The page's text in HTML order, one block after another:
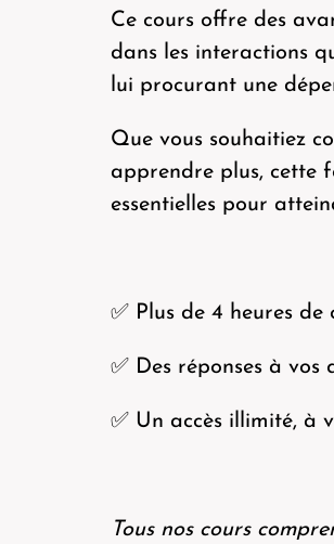
Ce cours offre des
dans les interactions
lui procurant une
Que vous souhaitiez
apprendre plus, cette
essentielles pour
✅ Plus de 4 heures de
✅ Des réponses à vos
✅ Un accès illimité, à
Tous nos cours